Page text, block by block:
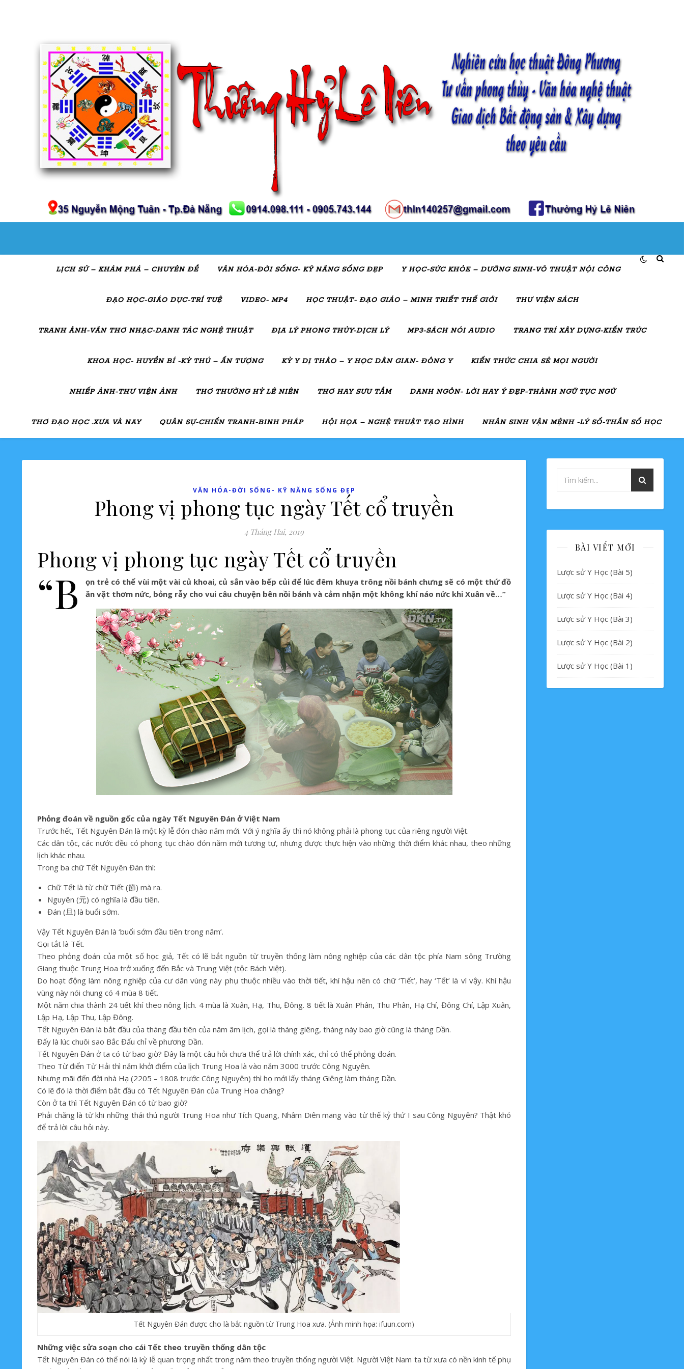
LỊCH SỬ – KHÁM PHÁ – CHUYÊN ĐỀ VĂN HÓA-ĐỜI SỐNG- KỸ NĂNG SỐNG ĐẸP Y HỌC-SỨC KHỎE – DƯỠNG SINH-VÕ THUẬT NỘI CÔNG
ĐẠO HỌC-GIÁO DỤC-TRÍ TUỆ VIDEO- MP4 HỌC THUẬT- ĐẠO GIÁO – MINH TRIẾT THẾ GIỚI THƯ VIỆN SÁCH
TRANH ẢNH-VĂN THƠ NHẠC-DANH TÁC NGHỆ THUẬT ĐỊA LÝ PHONG THỦY-DỊCH LÝ MP3-SÁCH NÓI AUDIO TRANG TRÍ XÂY DỰNG-KIẾN TRÚC
KHOA HỌC- HUYỀN BÍ -KỲ THÚ – ẤN TƯỢNG KỲ Y DỊ THẢO – Y HỌC DÂN GIAN- ĐÔNG Y KIẾN THỨC CHIA SẺ MỌI NGƯỜI
NHIẾP ẢNH-THƯ VIỆN ẢNH THƠ THƯỜNG HỶ LÊ NIÊN THƠ HAY SƯU TẦM DANH NGÔN- LỜI HAY Ý ĐẸP-THÀNH NGỮ TỤC NGỮ
THƠ ĐẠO HỌC .XƯA VÀ NAY QUÂN SỰ-CHIẾN TRANH-BINH PHÁP HỘI HỌA – NGHỆ THUẬT TẠO HÌNH NHÂN SINH VẬN MỆNH -LÝ SỐ-THẦN SỐ HỌC
VĂN HÓA-ĐỜI SỐNG- KỸ NĂNG SỐNG ĐẸP
Phong vị phong tục ngày Tết cổ truyền
4 Tháng Hai, 2019
Phong vị phong tục ngày Tết cổ truyền
“B
ọn trẻ có thể vùi một vài củ khoai, củ sắn vào bếp củi để lúc đêm khuya trông nồi bánh chưng sẽ có một thứ đồ
ăn vặt thơm nức, bỏng rẫy cho vui câu chuyện bên nồi bánh và cảm nhận một không khí náo nức khi Xuân về…”
Phỏng đoán về nguồn gốc của ngày Tết Nguyên Đán ở Việt Nam
Trước hết, Tết Nguyên Đán là một kỳ lễ đón chào năm mới. Với ý nghĩa ấy thì nó không phải là phong tục của riêng người Việt.
Các dân tộc, các nước đều có phong tục chào đón năm mới tương tự, nhưng được thực hiện vào những thời điểm khác nhau, theo những
lịch khác nhau.
Trong ba chữ Tết Nguyên Đán thì:
Chữ Tết là từ chữ Tiết (節) mà ra.
Nguyên (元) có nghĩa là đầu tiên.
Đán (旦) là buổi sớm.
Vậy Tết Nguyên Đán là ‘buổi sớm đầu tiên trong năm’.
Gọi tắt là Tết.
Theo phỏng đoán của một số học giả, Tết có lẽ bắt nguồn từ truyền thống làm nông nghiệp của các dân tộc phía Nam sông Trường
Giang thuộc Trung Hoa trở xuống đến Bắc và Trung Việt (tộc Bách Việt).
Do hoạt động làm nông nghiệp của cư dân vùng này phụ thuộc nhiều vào thời tiết, khí hậu nên có chữ ‘Tiết’, hay ‘Tết’ là vì vậy. Khí hậu
vùng này nói chung có 4 mùa 8 tiết.
Một năm chia thành 24 tiết khí theo nông lịch. 4 mùa là Xuân, Hạ, Thu, Đông. 8 tiết là Xuân Phân, Thu Phân, Hạ Chí, Đông Chí, Lập Xuân,
Lập Hạ, Lập Thu, Lập Đông.
Tết Nguyên Đán là bắt đầu của tháng đầu tiên của năm âm lịch, gọi là tháng giêng, tháng này bao giờ cũng là tháng Dần.
Đấy là lúc chuôi sao Bắc Đẩu chỉ về phương Dần.
Tết Nguyên Đán ở ta có từ bao giờ? Đây là một câu hỏi chưa thể trả lời chính xác, chỉ có thể phỏng đoán.
Theo Từ điển Từ Hải thì năm khởi điểm của lịch Trung Hoa là vào năm 3000 trước Công Nguyên.
Nhưng mãi đến đời nhà Hạ (2205 – 1808 trước Công Nguyên) thì họ mới lấy tháng Giêng làm tháng Dần.
Có lẽ đó là thời điểm bắt đầu có Tết Nguyên Đán của Trung Hoa chăng?
Còn ở ta thì Tết Nguyên Đán có từ bao giờ?
Phải chăng là từ khi những thái thú người Trung Hoa như Tích Quang, Nhâm Diên mang vào từ thế kỷ thứ I sau Công Nguyên? Thật khó
để trả lời câu hỏi này.
Tết Nguyên Đán được cho là bắt nguồn từ Trung Hoa xưa. (Ảnh minh họa: ifuun.com)
Những việc sửa soạn cho cái Tết theo truyền thống dân tộc
Tết Nguyên Đán có thể nói là kỳ lễ quan trọng nhất trong năm theo truyền thống người Việt. Người Việt Nam ta từ xưa có nền kinh tế phụ
BÀI VIẾT MỚI
Lược sử Y Học (Bài 5)
Lược sử Y Học (Bài 4)
Lược sử Y Học (Bài 3)
Lược sử Y Học (Bài 2)
Lược sử Y Học (Bài 1)